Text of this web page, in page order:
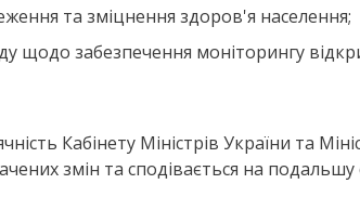
та зміцнення здоров'я населення;
щодо забезпечення моніторингу
Кабінету Міністрів України та
змін та сподівається на